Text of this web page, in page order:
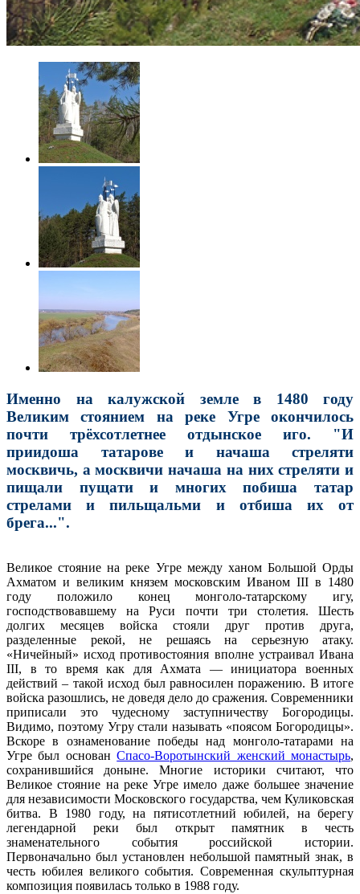
Именно на калужской земле в 1480 году
Великим стоянием на реке Угре окончилось
почти трёхсотлетнее отдынское иго. "И
приидоша татарове и начаша стреляти
москвичь, а москвичи начаша на них стреляти и
пищали пущати и многих побиша татар
стрелами и пильщальми и отбиша их от
брега...".
Великое стояние на реке Угре между ханом Большой Орды
Ахматом и великим князем московским Иваном III в 1480
году положило конец монголо-татарскому игу,
господствовавшему на Руси почти три столетия. Шесть
долгих месяцев войска стояли друг против друга,
разделенные рекой, не решаясь на серьезную атаку.
«Ничейный» исход противостояния вполне устраивал Ивана
III, в то время как для Ахмата — инициатора военных
действий – такой исход был равносилен поражению. В итоге
войска разошлись, не доведя дело до сражения. Современники
приписали это чудесному заступничеству Богородицы.
Видимо, поэтому Угру стали называть «поясом Богородицы».
Вскоре в ознаменование победы над монголо-татарами на
Угре был основанСпасо-Воротынский женский монастырь,
сохранившийся доныне. Многие историки считают, что
Великое стояние на реке Угре имело даже большее значение
для независимости Московского государства, чем Куликовская
битва. В 1980 году, на пятисотлетний юбилей, на берегу
легендарной реки был открыт памятник в честь
знаменательного события российской истории.
Первоначально был установлен небольшой памятный знак, в
честь юбилея великого события. Современная скульптурная
композиция появилась только в 1988 году.